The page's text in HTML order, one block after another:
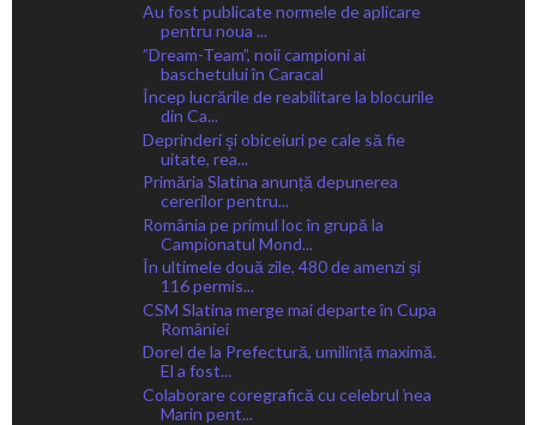
Au fost publicate normele de aplicare
pentru noua ...
”Dream-Team”, noii campioni ai
baschetului în Caracal
Încep lucrările de reabilitare la blocurile
din Ca...
Deprinderi şi obiceiuri pe cale să fie
uitate, rea...
Primăria Slatina anunță depunerea
cererilor pentru...
România pe primul loc în grupă la
Campionatul Mond...
În ultimele două zile, 480 de amenzi și
116 permis...
CSM Slatina merge mai departe în Cupa
României
Dorel de la Prefectură, umilință maximă.
El a fost...
Colaborare coregrafică cu celebrul ̕nea
Marin pent...